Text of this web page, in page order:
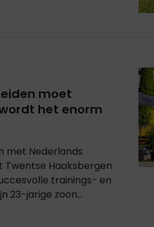
moet
het enorm
met Nederlands
Twentse Haaksbergen
trainings- en
23-jarige zoon...